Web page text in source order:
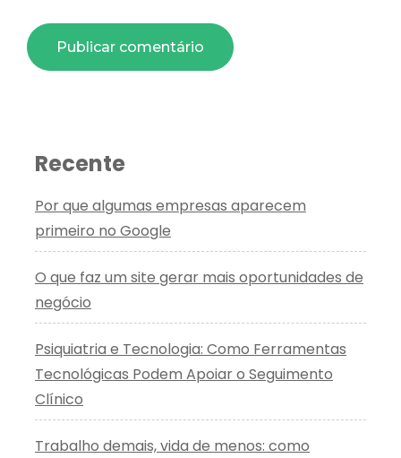
Recente
Por que algumas empresas aparecem
primeiro no Google
O que faz um site gerar mais oportunidades de
negócio
Psiquiatria e Tecnologia: Como Ferramentas
Tecnológicas Podem Apoiar o Seguimento
Clínico
Trabalho demais, vida de menos: como